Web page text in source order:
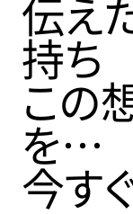
伝え
持ち
この
を…
今す